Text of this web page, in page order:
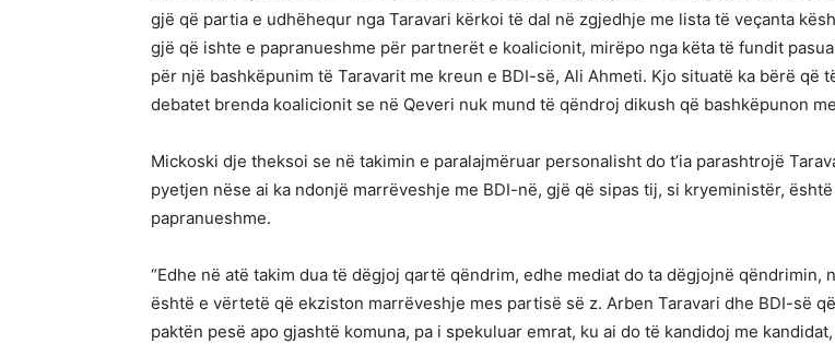
gjë që partia e udhëhequr nga Taravari kërkoi të dal në zgjedhje me lista të veçanta
gjë që ishte e papranueshme për partnerët e koalicionit, mirëpo nga këta të fundit
për një bashkëpunim të Taravarit me kreun e BDI-së, Ali Ahmeti. Kjo situatë ka bërë që
debatet brenda koalicionit se në Qeveri nuk mund të qëndroj dikush që bashkëpunon
Mickoski dje theksoi se në takimin e paralajmëruar personalisht do t’ia parashtrojë
pyetjen nëse ai ka ndonjë marrëveshje me BDI-në, gjë që sipas tij, si kryeministër, është
papranueshme.
“Edhe në atë takim dua të dëgjoj qartë qëndrim, edhe mediat do ta dëgjojnë qëndrimin,
është e vërtetë që ekziston marrëveshje mes partisë së z. Arben Taravari dhe BDI-së
paktën pesë apo gjashtë komuna, pa i spekuluar emrat, ku ai do të kandidoj me kandidat,